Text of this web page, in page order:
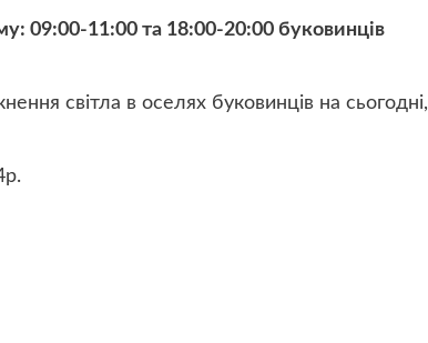
09:00-11:00 та 18:00-20:00 буковинців
світла в оселях буковинців на сьогодні,